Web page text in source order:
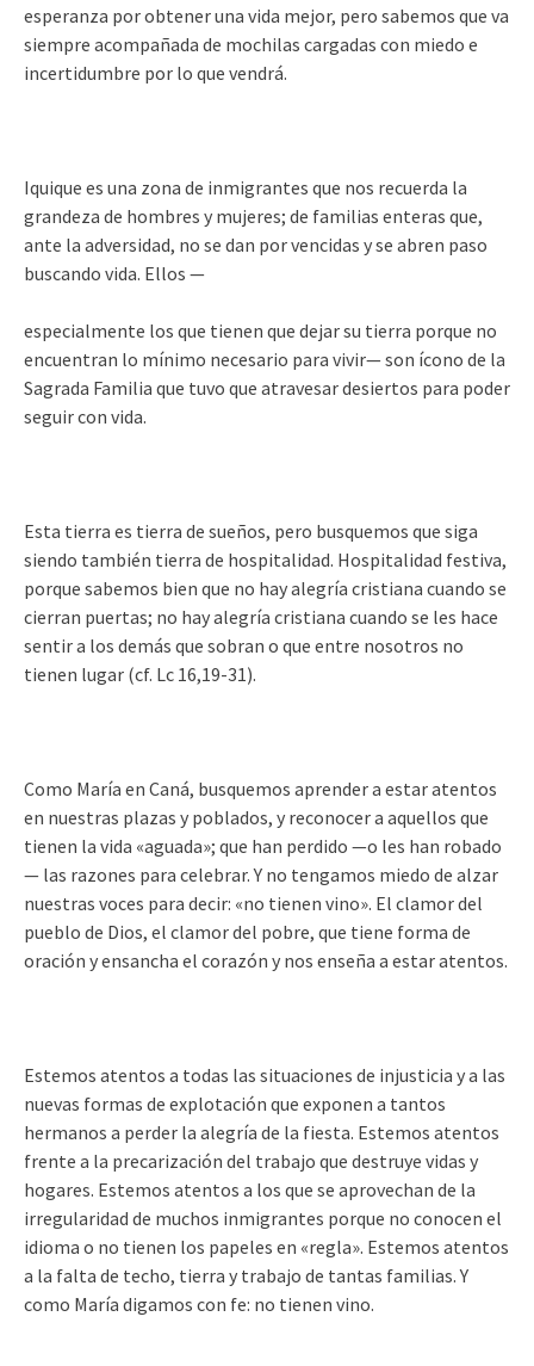
esperanza por obtener una vida mejor, pero sabemos que va
siempre acompañada de mochilas cargadas con miedo e
incertidumbre por lo que vendrá.
Iquique es una zona de inmigrantes que nos recuerda la
grandeza de hombres y mujeres; de familias enteras que,
ante la adversidad, no se dan por vencidas y se abren paso
buscando vida. Ellos —
especialmente los que tienen que dejar su tierra porque no
encuentran lo mínimo necesario para vivir— son ícono de la
Sagrada Familia que tuvo que atravesar desiertos para poder
seguir con vida.
Esta tierra es tierra de sueños, pero busquemos que siga
siendo también tierra de hospitalidad. Hospitalidad festiva,
porque sabemos bien que no hay alegría cristiana cuando se
cierran puertas; no hay alegría cristiana cuando se les hace
sentir a los demás que sobran o que entre nosotros no
tienen lugar (cf. Lc 16,19-31).
Como María en Caná, busquemos aprender a estar atentos
en nuestras plazas y poblados, y reconocer a aquellos que
tienen la vida «aguada»; que han perdido —o les han robado
— las razones para celebrar. Y no tengamos miedo de alzar
nuestras voces para decir: «no tienen vino». El clamor del
pueblo de Dios, el clamor del pobre, que tiene forma de
oración y ensancha el corazón y nos enseña a estar atentos.
Estemos atentos a todas las situaciones de injusticia y a las
nuevas formas de explotación que exponen a tantos
hermanos a perder la alegría de la fiesta. Estemos atentos
frente a la precarización del trabajo que destruye vidas y
hogares. Estemos atentos a los que se aprovechan de la
irregularidad de muchos inmigrantes porque no conocen el
idioma o no tienen los papeles en «regla». Estemos atentos
a la falta de techo, tierra y trabajo de tantas familias. Y
como María digamos con fe: no tienen vino.